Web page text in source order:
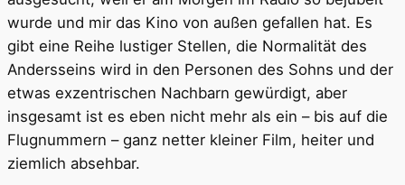
wurde und mir das Kino von außen gefallen hat. Es
gibt eine Reihe lustiger Stellen, die Normalität des
Andersseins wird in den Personen des Sohns und der
etwas exzentrischen Nachbarn gewürdigt, aber
insgesamt ist es eben nicht mehr als ein – bis auf die
Flugnummern – ganz netter kleiner Film, heiter und
ziemlich absehbar.